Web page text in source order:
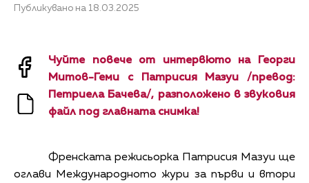
Публикувано на 18.03.2025
Чуйте повече от интервюто на Георги
Митов-Геми с Патрисия Мазуи /превод:
Петриела Бачева/, разположено в звуковия
файл под главната снимка!
Френската режисьорка Патрисия Мазуи ще
оглави Международното жури за първи и втори